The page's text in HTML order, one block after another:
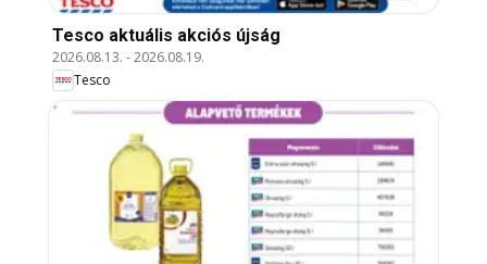
Tesco aktuális akciós újság
2026.08.13. -2026.08.19.
Tesco